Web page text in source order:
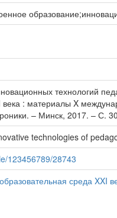
технологий
: материалы X
– Минск, 2017. – С.
technologies of
123456789/28743
среда XXI